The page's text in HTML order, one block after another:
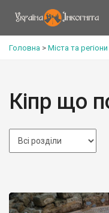
Головна > Міста та регіони
Кіпр що